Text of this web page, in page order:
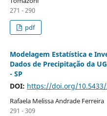
271 - 290
pdf
Modelagem Estatística e
Dados de Precipitação da
- SP
DOI: https://doi.org/10.5433/
Rafaela Melissa Andrade Ferreira
291 - 309